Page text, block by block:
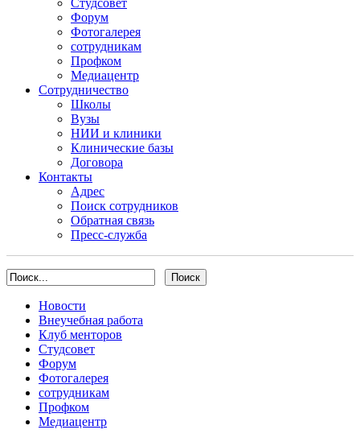
Студсовет
Форум
Фотогалерея
сотрудникам
Профком
Медиацентр
Сотрудничество
Школы
Вузы
НИИ и клиники
Клинические базы
Договора
Контакты
Адрес
Поиск сотрудников
Обратная связь
Пресс-служба
Новости
Внеучебная работа
Клуб менторов
Студсовет
Форум
Фотогалерея
сотрудникам
Профком
Медиацентр